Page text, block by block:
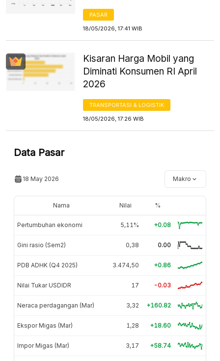
PASAR
18/05/2026, 17:41 WIB
Kisaran Harga Mobil yang
Diminati Konsumen RI April
2026
TRANSPORTASI & LOGISTIK
18/05/2026, 17:26 WIB
Data Pasar
18 May 2026 Makro
Nama Nilai %
Pertumbuhan ekonomi 5,11% +0.08
Gini rasio (Sem2) 0,38 0.00
PDB ADHK (Q4 2025) 3.474,50 +0.86
Nilai Tukar USDIDR 17 -0.03
Neraca perdagangan (Mar) 3,32 +160.82
Ekspor Migas (Mar) 1,28 +18.60
Impor Migas (Mar) 3,17 +58.74